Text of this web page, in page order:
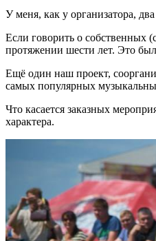
У меня, как у организатора,
Если говорить о собственных
протяжении шести лет. Это
Ещё один наш проект,
самых популярных
Что касается заказных
характера.